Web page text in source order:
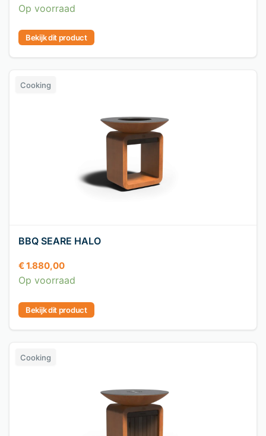
Op voorraad
Bekijk dit product
BBQ SEARE HALO
Cooking
€1.880,00
Op voorraad
Bekijk dit product
Cooking